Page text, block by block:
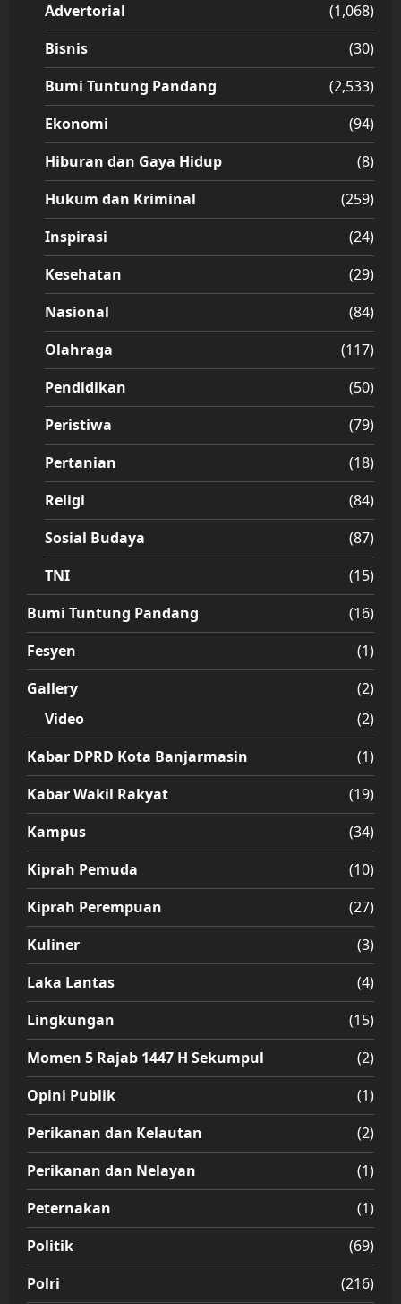
Advertorial
(1,068)
Bisnis
(30)
Bumi Tuntung Pandang
(2,533)
Ekonomi
(94)
Hiburan dan Gaya Hidup
(8)
Hukum dan Kriminal
(259)
Inspirasi
(24)
Kesehatan
(29)
Nasional
(84)
Olahraga
(117)
Pendidikan
(50)
Peristiwa
(79)
Pertanian
(18)
Religi
(84)
Sosial Budaya
(87)
TNI
(15)
Bumi Tuntung Pandang
(16)
Fesyen
(1)
Gallery
(2)
Video
(2)
Kabar DPRD Kota Banjarmasin
(1)
Kabar Wakil Rakyat
(19)
Kampus
(34)
Kiprah Pemuda
(10)
Kiprah Perempuan
(27)
Kuliner
(3)
Laka Lantas
(4)
Lingkungan
(15)
Momen 5 Rajab 1447 H Sekumpul
(2)
Opini Publik
(1)
Perikanan dan Kelautan
(2)
Perikanan dan Nelayan
(1)
Peternakan
(1)
Politik
(69)
Polri
(216)